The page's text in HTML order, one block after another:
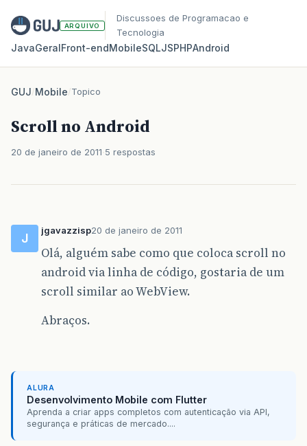
ARQUIVO
Discussoes de Programacao e
Tecnologia
JavaGeralFront‑endMobileSQLJSPHPAndroid
GUJ/Mobile/Topico
Scroll no Android
20 de janeiro de 2011 5 respostas
J
jgavazzisp20 de janeiro de 2011
Olá, alguém sabe como que coloca scroll no
android via linha de código, gostaria de um
scroll similar ao WebView.
Abraços.
ALURA
Desenvolvimento Mobile com Flutter
Aprenda a criar apps completos com autenticação via API,
segurança e práticas de mercado....